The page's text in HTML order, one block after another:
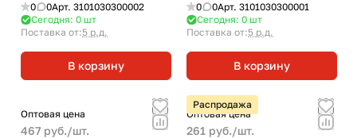
0 0Арт. 3101030300002
Сегодня: 0 шт
Поставка от:5 р.д.
В корзину
0 0Арт. 3101030300001
Сегодня: 0 шт
Поставка от:5 р.д.
В корзину
Оптовая цена
467 руб./шт.
Распродажа
Оптовая цена
261 руб./шт.